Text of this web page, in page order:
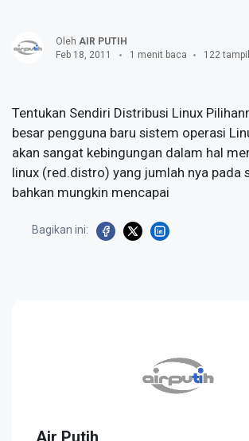
Oleh AIR PUTIH
Feb 18, 2011
1 menit baca 122
Tentukan Sendiri Distribusi Linux
besar pengguna baru sistem operasi
akan sangat kebingungan dalam hal
linux (red.distro) yang jumlah nya pada
bahkan mungkin mencapai
Bagikan ini:
Air Putih